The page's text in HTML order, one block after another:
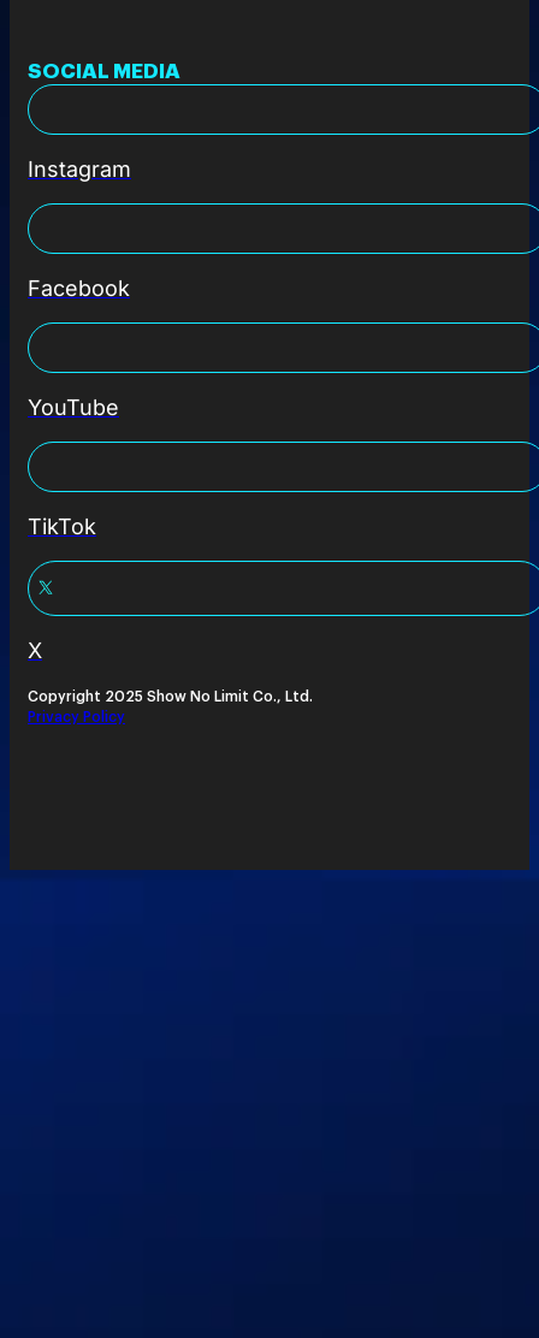
SOCIAL MEDIA
Instagram
Facebook
YouTube
TikTok
X
Copyright 2025 Show No Limit Co., Ltd.
Privacy Policy